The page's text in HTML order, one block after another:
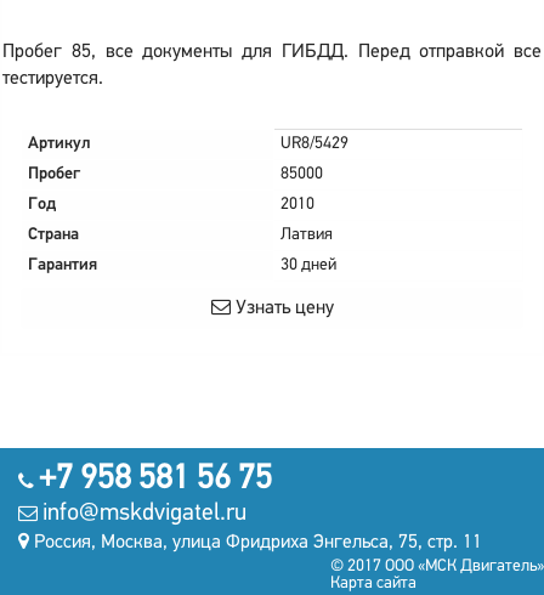
Пробег 85, все документы для ГИБДД. Перед отправкой все
тестируется.
Артикул
UR8/5429
Пробег
85000
Год
2010
Страна
Латвия
Гарантия
30 дней
Узнать цену
+7 958 581 56 75
info@mskdvigatel.ru
Россия, Москва, улица Фридриха Энгельса, 75, стр. 11
© 2017 ООО «МСК Двигатель»
Карта сайта